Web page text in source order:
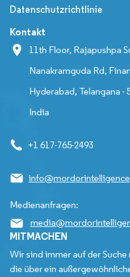
Datenschutzrichtlinie
Kontakt
11th Floor, Rajapushpa
Nanakramguda Rd,
Hyderabad, Telangana -
India
+1 617-765-2493
Medienanfragen:
MITMACHEN
Wir sind immer auf der
die über ein